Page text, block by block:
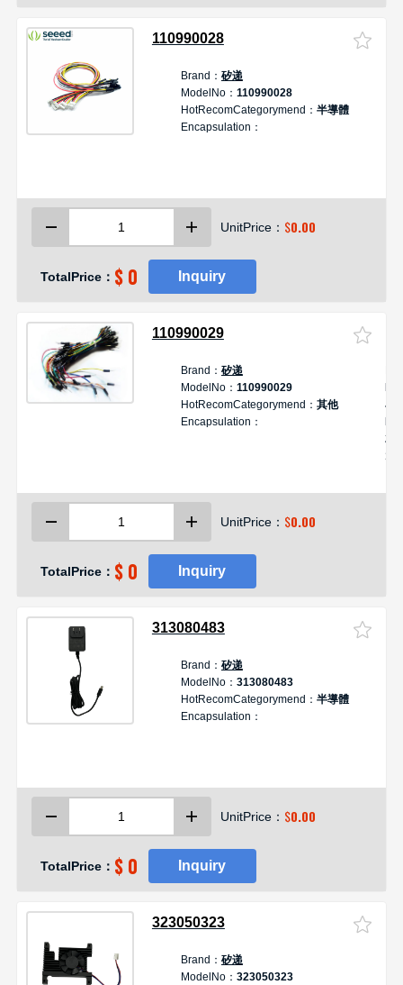
110990028
Brand： 矽递
ModelNo： 110990028
HotRecomCategorymend： 半導體
Encapsulation：
UnitPrice： $0.00
TotalPrice： $ 0 Inquiry
110990029
Brand： 矽递
ModelNo： 110990029
HotRecomCategorymend： 其他
Encapsulation：
杜
UnitPrice： $0.00
TotalPrice： $ 0 Inquiry
313080483
Brand： 矽递
ModelNo： 313080483
HotRecomCategorymend： 半導體
Encapsulation：
UnitPrice： $0.00
TotalPrice： $ 0 Inquiry
323050323
Brand： 矽递
ModelNo： 323050323